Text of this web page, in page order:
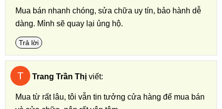
Mua bán nhanh chóng, sửa chữa uy tín, bảo hành dễ
dàng. Mình sẽ quay lại ủng hộ.
Trả lời
T Trang Trần Thị viết:
Mua từ rất lâu, tôi vẫn tin tưởng cửa hàng để mua bán